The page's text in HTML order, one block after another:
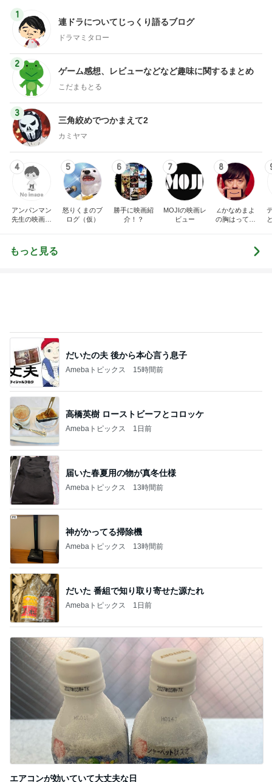
1
連ドラについてじっくり語るブログ
ドラマミタロー
2
ゲーム感想、レビューなどなど趣味に関するまとめ
こだまもとる
3
三角絞めでつかまえて2
カミヤマ
4
アンパンマン
先生の映画講
5
怒りくまのブ
ログ（仮）
6
勝手に映画紹
介！？
7
MOJIの映画レ
ビュー
8
∠かなめまよ
の胸はって行
もっと見る
だいたの夫 後から本心言う息子
Amebaトピックス 15時間前
高橋英樹 ローストビーフとコロッケ
Amebaトピックス 1日前
届いた春夏用の物が真冬仕様
Amebaトピックス 13時間前
神がかってる掃除機
Amebaトピックス 13時間前
だいた 番組で知り取り寄せた源たれ
Amebaトピックス 1日前
エアコンが効いていて大丈夫な日